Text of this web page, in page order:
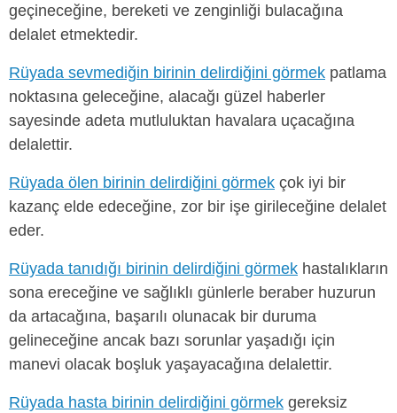
geçineceğine, bereketi ve zenginliği bulacağına
delalet etmektedir.
Rüyada sevmediğin birinin delirdiğini görmek patlama
noktasına geleceğine, alacağı güzel haberler
sayesinde adeta mutluluktan havalara uçacağına
delalettir.
Rüyada ölen birinin delirdiğini görmek çok iyi bir
kazanç elde edeceğine, zor bir işe girileceğine delalet
eder.
Rüyada tanıdığı birinin delirdiğini görmek hastalıkların
sona ereceğine ve sağlıklı günlerle beraber huzurun
da artacağına, başarılı olunacak bir duruma
gelineceğine ancak bazı sorunlar yaşadığı için
manevi olacak boşluk yaşayacağına delalettir.
Rüyada hasta birinin delirdiğini görmek gereksiz